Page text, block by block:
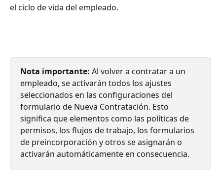
el ciclo de vida del empleado.
Nota importante: Al volver a contratar a un
empleado, se activarán todos los ajustes
seleccionados en las configuraciones del
formulario de Nueva Contratación. Esto
significa que elementos como las políticas de
permisos, los flujos de trabajo, los formularios
de preincorporación y otros se asignarán o
activarán automáticamente en consecuencia.